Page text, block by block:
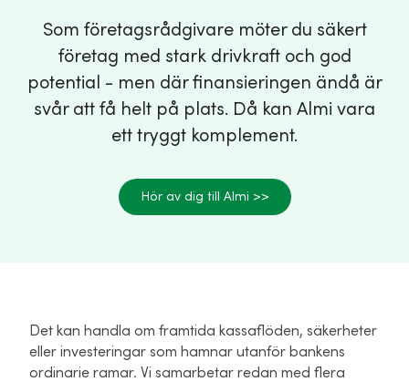
Som företagsrådgivare möter du säkert
företag med stark drivkraft och god
potential - men där finansieringen ändå är
svår att få helt på plats. Då kan Almi vara
ett tryggt komplement.
Hör av dig till Almi >>
Det kan handla om framtida kassaflöden, säkerheter
eller investeringar som hamnar utanför bankens
ordinarie ramar. Vi samarbetar redan med flera